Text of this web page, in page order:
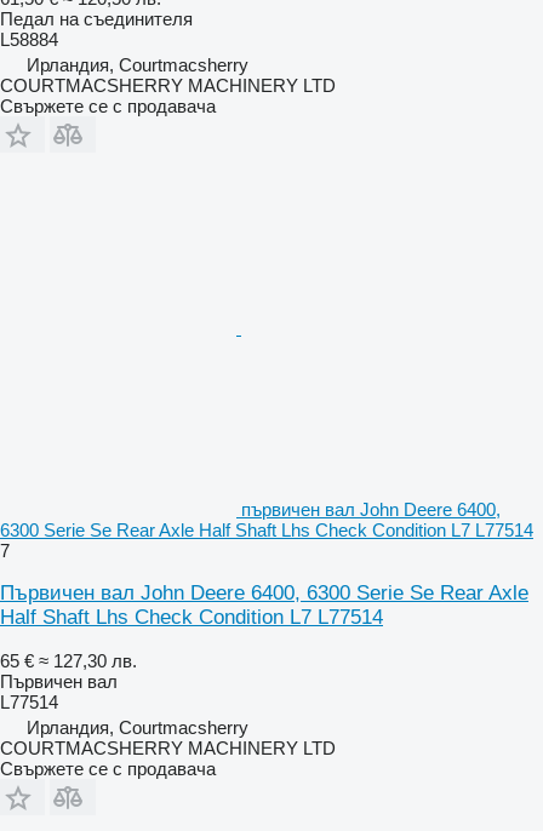
Педал на съединителя
L58884
Ирландия, Courtmacsherry
COURTMACSHERRY MACHINERY LTD
Свържете се с продавача
първичен вал John Deere 6400,
6300 Serie Se Rear Axle Half Shaft Lhs Check Condition L7 L77514
7
Първичен вал John Deere 6400, 6300 Serie Se Rear Axle
Half Shaft Lhs Check Condition L7 L77514
65 € ≈ 127,30 лв.
Първичен вал
L77514
Ирландия, Courtmacsherry
COURTMACSHERRY MACHINERY LTD
Свържете се с продавача